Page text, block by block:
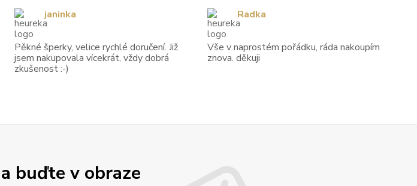
buďte v obraze
Pěkné šperky, velice rychlé doručení. Již
jsem nakupovala vícekrát, vždy dobrá
zkušenost :-)
janinka
Vše v naprostém pořádku, ráda nakoupím
znova. děkuji
Radka